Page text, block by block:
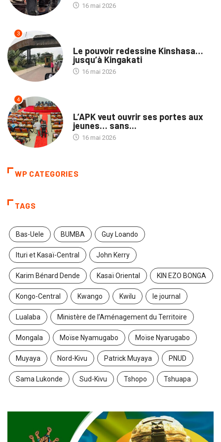
16 mai 2026
3
Le pouvoir redessine Kinshasa…
jusqu’à Kingakati
16 mai 2026
4
L’APK veut ouvrir ses portes aux
jeunes… sans...
16 mai 2026
WP CATEGORIES
TAGS
Bas-Uele BUMBA Guy Loando
Ituri et Kasaï-Central John Kerry
Karim Bénard Dende Kasaï Oriental KIN EZO BONGA
Kongo-Central Kwango Kwilu le journal
Lualaba Ministère de l’Aménagement du Territoire
Mongala Moïse Nyamugabo Moïse Nyarugabo
Muyaya Nord-Kivu Patrick Muyaya PNUD
Sama Lukonde Sud-Kivu Tshopo Tshuapa